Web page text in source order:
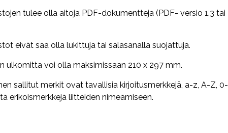
tulee olla aitoja PDF-dokumentteja (PDF- versio 1.3 tai
eivät saa olla lukittuja tai salasanalla suojattuja.
ulkomitta voi olla maksimissaan 210 x 297 mm.
sallitut merkit ovat tavallisia kirjoitusmerkkejä, a-z, A-Z, 0-
erikoismerkkejä liitteiden nimeämiseen.